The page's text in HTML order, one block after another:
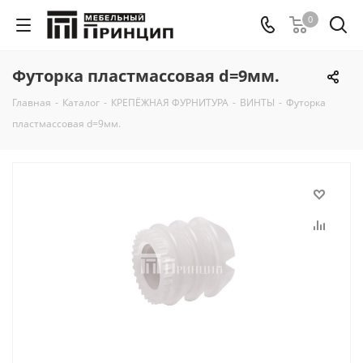
0
Футорка пластмассовая d=9мм.
Главная - Каталог - КРЕПЁЖНАЯ ФУРНИТУРА - ВИНТЫ - Футорка
пластмассовая d=9мм.